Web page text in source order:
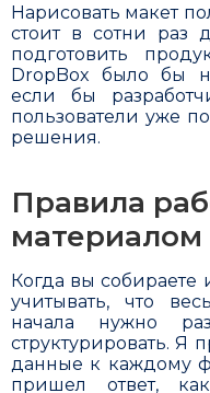
Нарисовать макет
стоит в сотни раз
подготовить
DropBox было бы
если бы
пользователи уже
решения.
Правила
материалом
Когда вы
учитывать, что
начала нужно
структурировать. Я
данные к каждому
пришел ответ,